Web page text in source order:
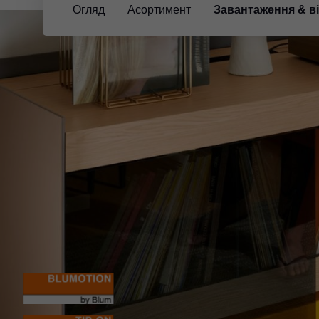
Огляд Асортимент Завантаження &